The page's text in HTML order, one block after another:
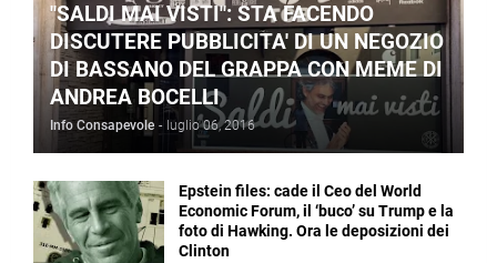
"SALDI MAI VISTI": STA FACENDO
DISCUTERE PUBBLICITA' DI UN NEGOZIO
DI BASSANO DEL GRAPPA CON MEME DI
ANDREA BOCELLI
Info Consapevole - luglio 06, 2016
Epstein files: cade il Ceo del World
Economic Forum, il ‘buco’ su Trump e la
foto di Hawking. Ora le deposizioni dei
Clinton